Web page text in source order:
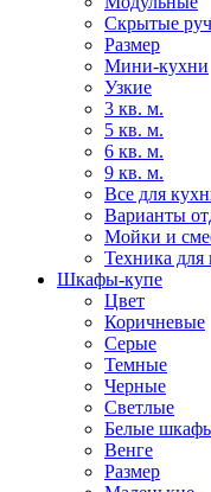
Скрытые
Размер
Мини-кухни
Узкие
3 кв. м.
5 кв. м.
6 кв. м.
9 кв. м.
Все для
Варианты
Мойки и
Техника для
Шкафы-купе
Цвет
Коричневые
Серые
Темные
Черные
Светлые
Белые
Венге
Размер